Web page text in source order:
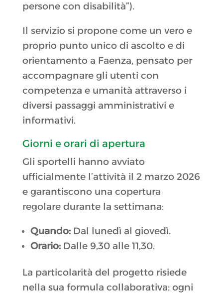
persone con disabilità”).
Il servizio si propone come un vero e
proprio punto unico di ascolto e di
orientamento a Faenza, pensato per
accompagnare gli utenti con
competenza e umanità attraverso i
diversi passaggi amministrativi e
informativi.
Giorni e orari di apertura
Gli sportelli hanno avviato
ufficialmente l’attività il 2 marzo 2026
e garantiscono una copertura
regolare durante la settimana:
Quando:Dal lunedì al giovedì.
Orario:Dalle 9,30 alle 11,30.
La particolarità del progetto risiede
nella sua formula collaborativa: ogni